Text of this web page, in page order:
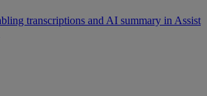
transcriptions and AI summary in Assist